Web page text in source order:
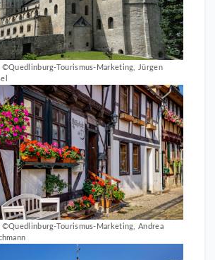
©Quedlinburg-Tourismus-Marketing, Jürgen
©Quedlinburg-Tourismus-Marketing, Andrea